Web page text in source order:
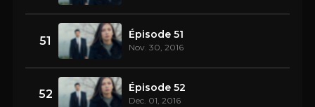
51 Épisode 51
Nov. 30, 2016
52 Épisode 52
Dec. 01, 2016